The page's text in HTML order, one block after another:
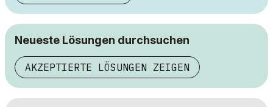
Neueste Lösungen durchsuchen
AKZEPTIERTE LÖSUNGEN ZEIGEN